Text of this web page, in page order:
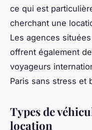
ce qui est
cherchant une
Les agences
offrent également
voyageurs
Paris sans stress et
Types de
location